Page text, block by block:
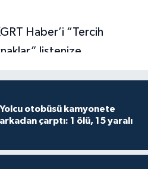
Yolcu otobüsü kamyonete
arkadan çarptı: 1 ölü, 15 yaralı